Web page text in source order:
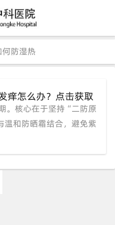
防湿热
痒怎么办？点击获取
南，稳住不复色！
。核心在于坚持“二防原
和防晒霜结合，避免紫